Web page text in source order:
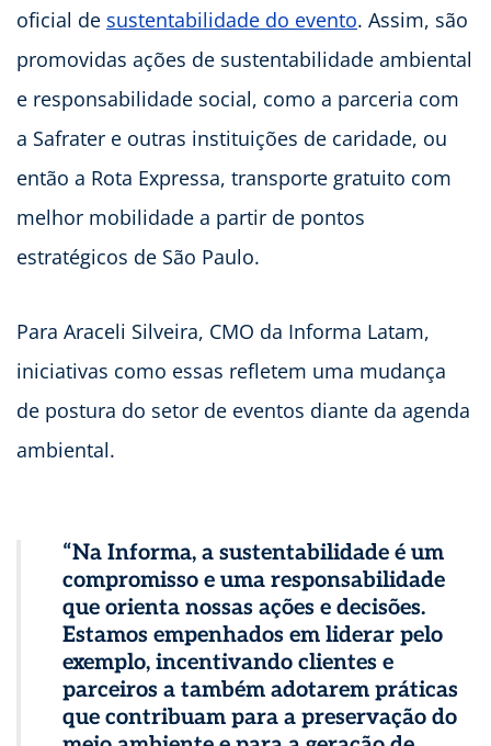
oficial de sustentabilidade do evento. Assim, são
promovidas ações de sustentabilidade ambiental
e responsabilidade social, como a parceria com
a Safrater e outras instituições de caridade, ou
então a Rota Expressa, transporte gratuito com
melhor mobilidade a partir de pontos
estratégicos de São Paulo.
Para Araceli Silveira, CMO da Informa Latam,
iniciativas como essas refletem uma mudança
de postura do setor de eventos diante da agenda
ambiental.
“Na Informa, a sustentabilidade é um
compromisso e uma responsabilidade
que orienta nossas ações e decisões.
Estamos empenhados em liderar pelo
exemplo, incentivando clientes e
parceiros a também adotarem práticas
que contribuam para a preservação do